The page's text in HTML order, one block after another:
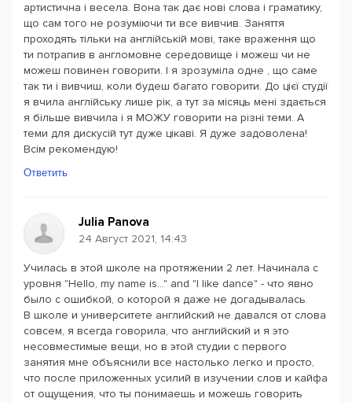
артистична і весела. Вона так дає нові слова і граматику,
що сам того не розуміючи ти все вивчив. Заняття
проходять тільки на англійській мові, таке враження що
ти потрапив в англомовне середовище і можеш чи не
можеш повинен говорити. І я зрозуміла одне , що саме
так ти і вивчиш, коли будеш багато говорити. До цієї студії
я вчила англійську лише рік, а тут за місяць мені здається
я більше вивчила і я МОЖУ говорити на різні теми. А
теми для дискусій тут дуже цікаві. Я дуже задоволена!
Всім рекомендую!
Ответить
Julia Panova
24 Август 2021, 14:43
Училась в этой школе на протяжении 2 лет. Начинала с
уровня "Hello, my name is..." and "I like dance" - что явно
было с ошибкой, о которой я даже не догадывалась.
В школе и университете английский не давался от слова
совсем, я всегда говорила, что английский и я это
несовместимые вещи, но в этой студии с первого
занятия мне объяснили все настолько легко и просто,
что после приложенных усилий в изучении слов и кайфа
от ощущения, что ты понимаешь и можешь говорить